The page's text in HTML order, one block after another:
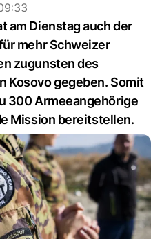
am Dienstag auch der
mehr Schweizer
zugunsten des
Kosovo gegeben. Somit
300 Armeeangehörige
Mission bereitstellen.